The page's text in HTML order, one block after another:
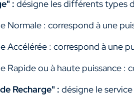
: désigne les différents types
Normale : correspond à une
Accélérée : correspond à une
Rapide ou à haute puissance :
Recharge" : désigne le